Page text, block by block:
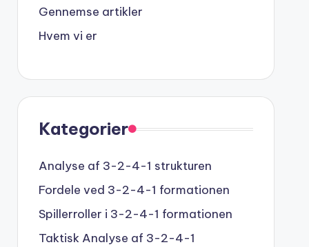
Gennemse artikler
Hvem vi er
Kategorier
Analyse af 3-2-4-1 strukturen
Fordele ved 3-2-4-1 formationen
Spillerroller i 3-2-4-1 formationen
Taktisk Analyse af 3-2-4-1